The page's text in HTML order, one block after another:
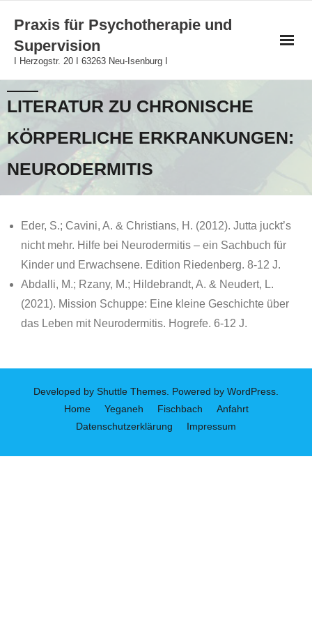
content
Praxis für Psychotherapie und
Supervision
I Herzogstr. 20 I 63263 Neu-Isenburg I
LITERATUR ZU CHRONISCHE
KÖRPERLICHE ERKRANKUNGEN:
NEURODERMITIS
Eder, S.; Cavini, A. & Christians, H. (2012). Jutta juckt’s
nicht mehr. Hilfe bei Neurodermitis – ein Sachbuch für
Kinder und Erwachsene. Edition Riedenberg. 8-12 J.
Abdalli, M.; Rzany, M.; Hildebrandt, A. & Neudert, L.
(2021). Mission Schuppe: Eine kleine Geschichte über
das Leben mit Neurodermitis. Hogrefe. 6-12 J.
Developed by Shuttle Themes . Powered by WordPress
Home
Yeganeh Fischbach
Anfahrt
Datenschutzerklärung
Impressum